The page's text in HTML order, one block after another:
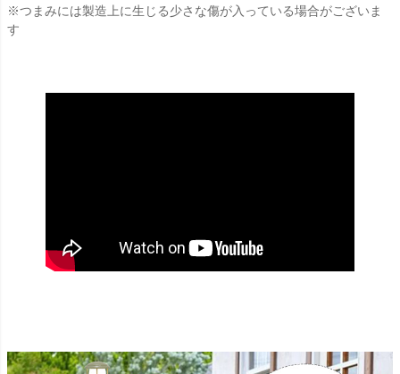
※つまみには製造上に生じる少さな傷が入っている場合がございま
す